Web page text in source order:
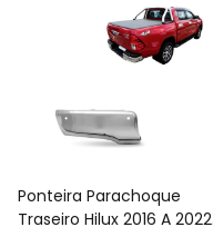
Ponteira Parachoque
Traseiro Hilux 2016 A 2022